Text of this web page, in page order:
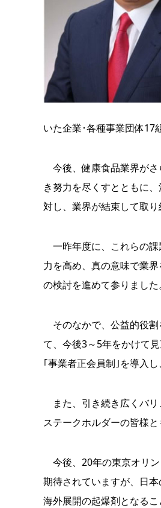
いた企業･各種事業団体17
今後、健康食品業界がさ
き努力を尽くすとともに
対し、業界が結束して取り
一昨年度に、これらの課
力を高め、真の意味で業
の検討を進めて参りました。
そのなかで、公益的役割
て、今後3～5年をかけて
｢事業者正会員制｣を導入
また、引き続き広くバリ
ステークホルダーの皆様
今後、20年の東京オリ
期待されていますが、日
海外展開の起爆剤となる